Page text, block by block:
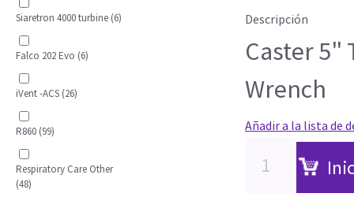
Siaretron 4000 turbine (6)
Falco 202 Evo (6)
iVent -ACS (26)
R860 (99)
Respiratory Care Other
(48)
Descripción
Caster 5"
Wrench
Añadir a la lista de